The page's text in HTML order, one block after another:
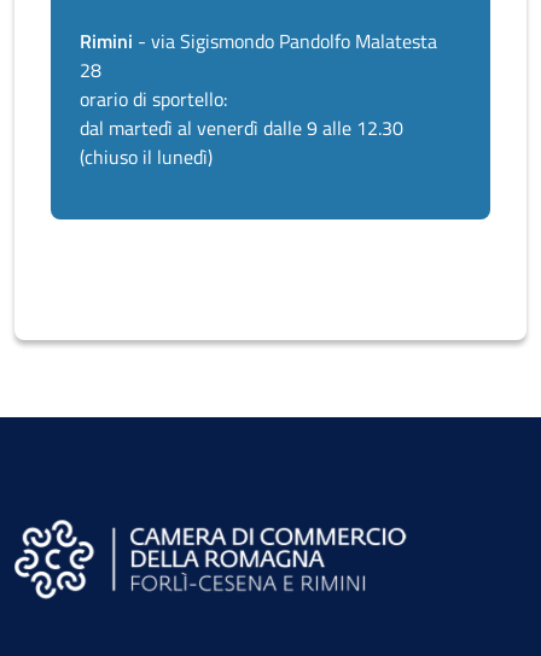
Rimini - via Sigismondo Pandolfo Malatesta
28
orario di sportello:
dal martedì al venerdì dalle 9 alle 12.30
(chiuso il lunedì)